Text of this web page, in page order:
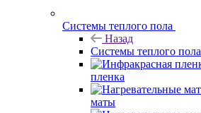
Системы теплого пола
Назад
Системы теплого пола
пленка
маты